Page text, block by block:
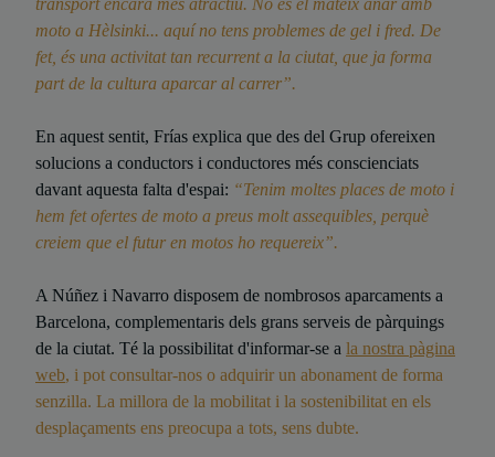
transport encara més atractiu. No és el mateix anar amb
moto a Hèlsinki... aquí no tens problemes de gel i fred. De
fet, és una activitat tan recurrent a la ciutat, que ja forma
part de la cultura aparcar al carrer”.
En aquest sentit, Frías explica que des del Grup ofereixen
solucions a conductors i conductores més conscienciats
davant aquesta falta d'espai: “Tenim moltes places de moto i
hem fet ofertes de moto a preus molt assequibles, perquè
creiem que el futur en motos ho requereix”.
A Núñez i Navarro disposem de nombrosos aparcaments a
Barcelona, complementaris dels grans serveis de pàrquings
de la ciutat. Té la possibilitat d'informar-se a la nostra pàgina
web, i pot consultar-nos o adquirir un abonament de forma
senzilla. La millora de la mobilitat i la sostenibilitat en els
desplaçaments ens preocupa a tots, sens dubte.